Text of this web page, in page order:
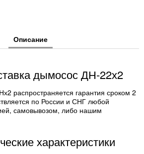
Описание
дымосос ДН-22х2
распространяется гарантия сроком 2
по России и СНГ любой
самовывозом, либо нашим
характеристики